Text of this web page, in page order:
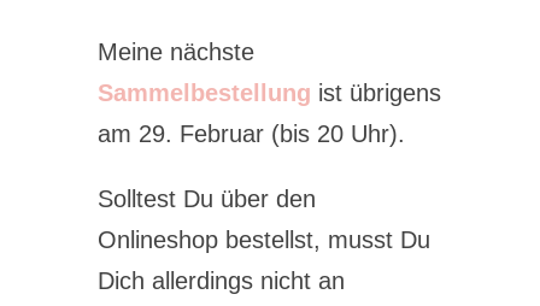
Meine nächste
Sammelbestellung ist übrigens
am 29. Februar (bis 20 Uhr).
Solltest Du über den
Onlineshop bestellst, musst Du
Dich allerdings nicht an